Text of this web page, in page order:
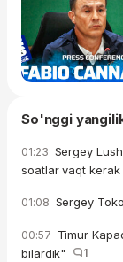
So'nggi
01:23 Sergey
soatlar vaqt
01:08 Sergey
00:57 Timur
bilardik"
1